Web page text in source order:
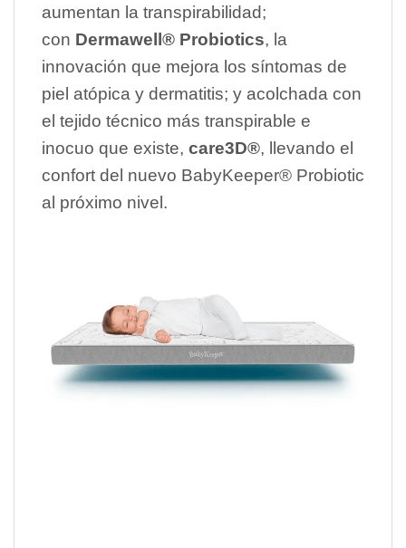
aumentan la transpirabilidad;
con Dermawell® Probiotics, la
innovación que mejora los síntomas de
piel atópica y dermatitis; y acolchada con
el tejido técnico más transpirable e
inocuo que existe, care3D®, llevando el
confort del nuevo BabyKeeper® Probiotic
al próximo nivel.